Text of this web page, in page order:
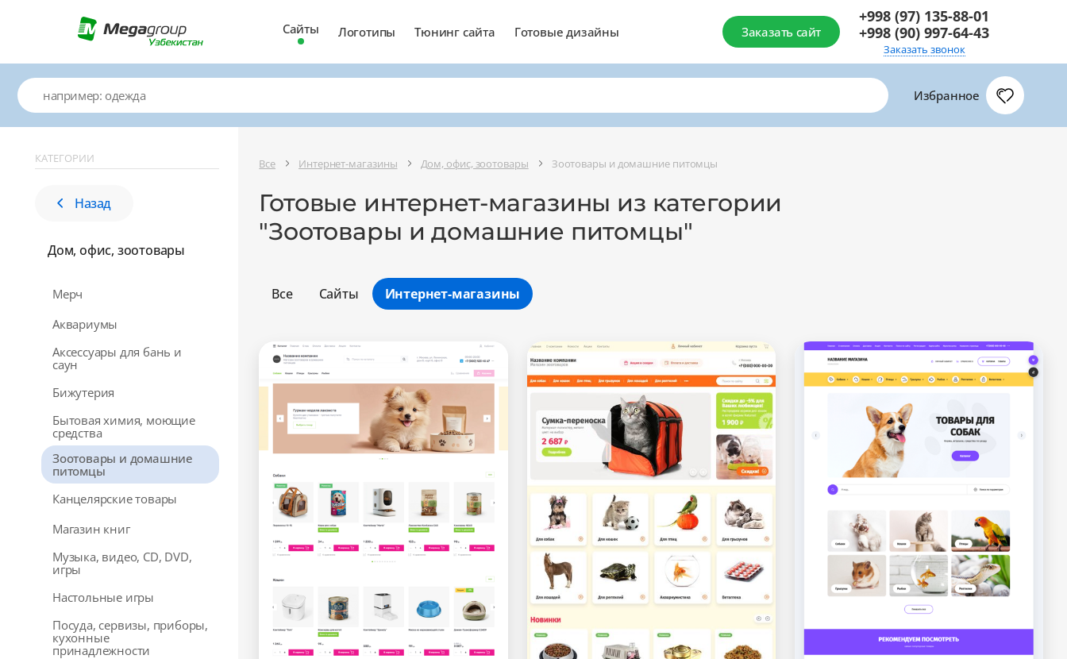
Сайты Логотипы Тюнинг сайта Готовые дизайны Заказать сайт
+998 (97) 135-88-01
+998 (90) 997-64-43
Заказать звонок
Избранное
КАТЕГОРИИ
Назад
Дом, офис, зоотовары
Мерч
Аквариумы
Аксессуары для бань и
саун
Бижутерия
Бытовая химия, моющие
средства
Зоотовары и домашние
питомцы
Канцелярские товары
Магазин книг
Музыка, видео, CD, DVD,
игры
Настольные игры
Посуда, сервизы, приборы,
кухонные
принадлежности
Все Интернет-магазины Дом, офис, зоотовары Зоотовары и домашние питомцы
Готовые интернет-магазины из категории
"Зоотовары и домашние питомцы"
Все Сайты
Оптимальный
Максимальный
Интернет-магазины